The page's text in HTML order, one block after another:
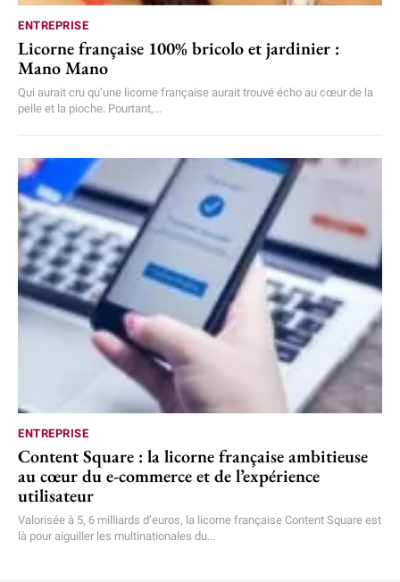
ENTREPRISE
Licorne française 100% bricolo et jardinier :
Mano Mano
Qui aurait cru qu’une licorne française aurait trouvé écho au cœur de la
pelle et la pioche. Pourtant,...
ENTREPRISE
Content Square : la licorne française ambitieuse
au cœur du e-commerce et de l’expérience
utilisateur
Valorisée à 5, 6 milliards d’euros, la licorne française Content Square est
là pour aiguiller les multinationales du...